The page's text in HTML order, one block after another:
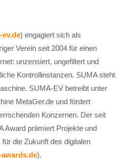
) engagiert sich als
Verein seit 2004 für einen
unzensiert, ungefiltert und
Kontrollinstanzen. SUMA steht
SUMA-EV betreibt unter
MetaGer.de und fördert
Konzernen. Der seit
Award prämiert Projekte und
die Zukunft des digitalen
).